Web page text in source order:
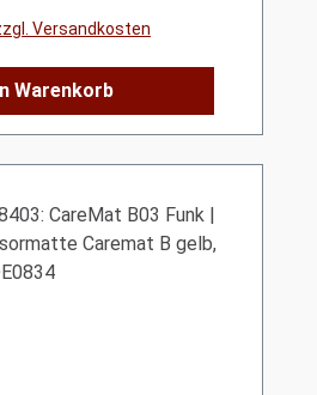
Versandkosten
Warenkorb